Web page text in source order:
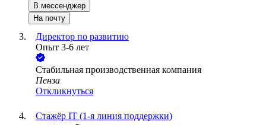
В мессенджер
На почту
Директор по развитию
Опыт 3-6 лет
Стабильная производственная компания
Пенза
Откликнуться
Стажёр IT (1-я линия поддержки)